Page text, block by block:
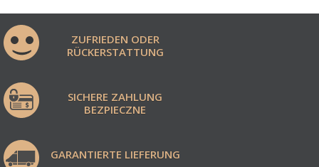
ZUFRIEDEN ODER
RÜCKERSTATTUNG
SICHERE ZAHLUNG
BEZPIECZNE
GARANTIERTE LIEFERUNG